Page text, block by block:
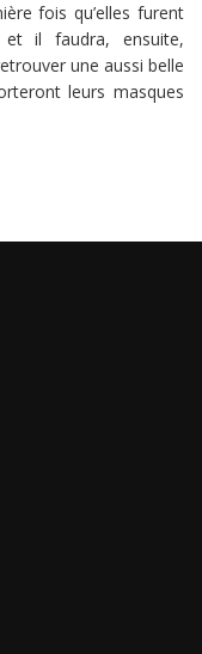
fois qu’elles furent
et il faudra, ensuite,
une aussi belle
leurs masques